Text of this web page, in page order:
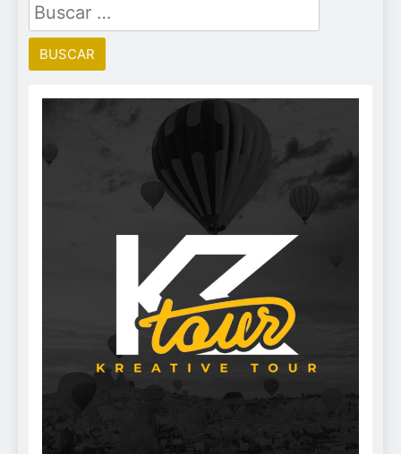
Buscar: